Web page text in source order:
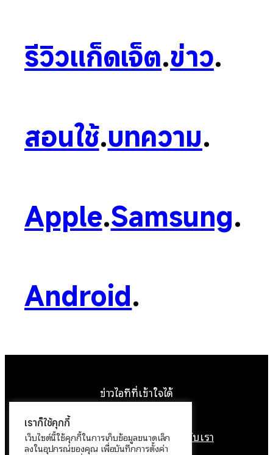
รีวิวแก็ดเจ็ต.ข่าว.
สอนใช้.บทความ.
Apple.Samsung.
Android.
ข่าวไอทีที่เข้าใจได้
หน้าแรกติดต่อเราลิขสิทธิ์เกี่ยวกับเรา
นโยบายข้อมูลส่วนบุคคล
เราก็ใช้คุกกี้
เว็บไซต์นี้ใช้คุกกี้ในการเก็บข้อมูลขนาดเล็ก
ลงในอุปกรณ์ของคุณ เพื่อบันทึกการตั้งค่า